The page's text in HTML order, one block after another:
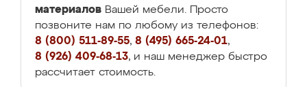
материалов Вашей мебели. Просто
позвоните нам по любому из телефонов:
8 (800) 511-89-55, 8 (495) 665-24-01,
8 (926) 409-68-13, и наш менеджер быстро
рассчитает стоимость.